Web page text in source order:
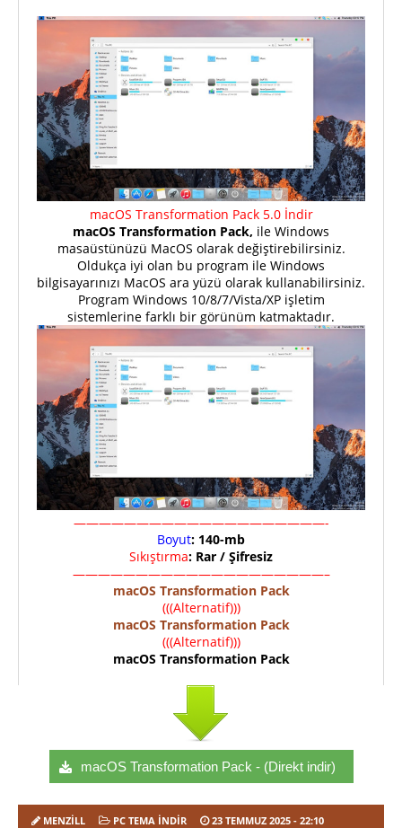
macOS Transformation Pack 5.0 İndir
macOS Transformation Pack, ile Windows
masaüstünüzü MacOS olarak değiştirebilirsiniz.
Oldukça iyi olan bu program ile Windows
bilgisayarınızı MacOS ara yüzü olarak kullanabilirsiniz.
Program Windows 10/8/7/Vista/XP işletim
sistemlerine farklı bir görünüm katmaktadır.
————————————————————-
Boyut: 140-mb
Sıkıştırma: Rar / Şifresiz
————————————————————–
macOS Transformation Pack
(((Alternatif)))
macOS Transformation Pack
(((Alternatif)))
macOS Transformation Pack
macOS Transformation Pack - (Direkt indir)
MENZILL PC TEMA İNDIR 23 TEMMUZ 2025 - 22:10